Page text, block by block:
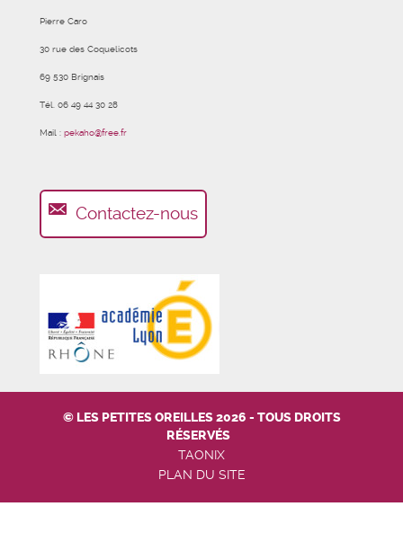
Pierre Caro
30 rue des Coquelicots
69 530 Brignais
Tél. 06 49 44 30 28
Mail : pekaho@free.fr
Contactez-nous
© LES PETITES OREILLES 2026 - TOUS DROITS
RÉSERVÉS
TAONIX
PLAN DU SITE